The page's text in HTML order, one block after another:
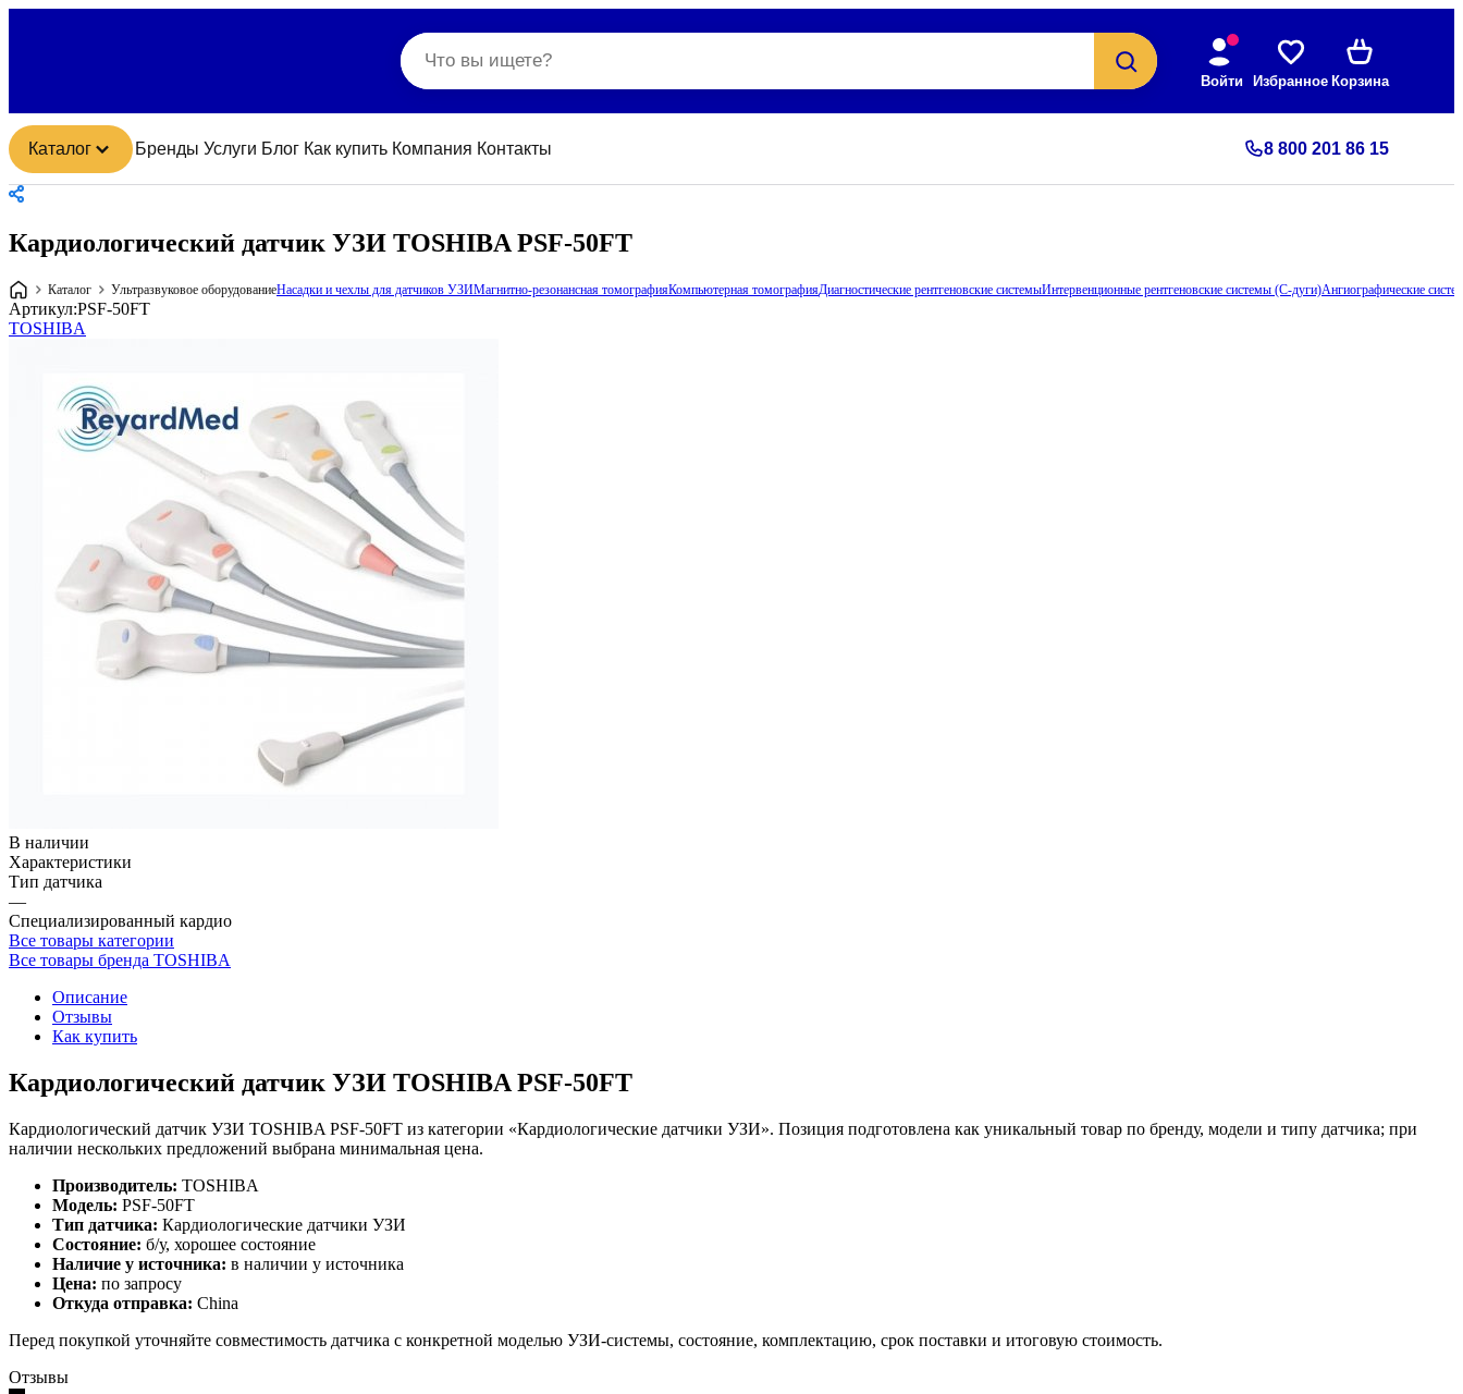
Войти Избранное Корзина
Каталог Бренды Услуги Блог Как купить Компания Контакты 8 800 201 86 15
Кардиологический датчик УЗИ TOSHIBA PSF-50FT
Каталог Ультразвуковое оборудованиеНасадки и чехлы для датчиков УЗИМагнитно-резонансная томографияКомпьютерная томографияДиагностические рентгеновские системыИнтервенционные рентгеновские системы (С-дуги)Ангиографические
Артикул:PSF-50FT
TOSHIBA
В наличии
Характеристики
Тип датчика
—
Специализированный кардио
Все товары категории
Все товары бренда TOSHIBA
Описание
Отзывы
Как купить
Кардиологический датчик УЗИ TOSHIBA PSF-50FT
Кардиологический датчик УЗИ TOSHIBA PSF-50FT из категории «Кардиологические датчики УЗИ». Позиция подготовлена как уникальный товар по бренду, модели и типу датчика; при
наличии нескольких предложений выбрана минимальная цена.
Производитель: TOSHIBA
Модель: PSF-50FT
Тип датчика: Кардиологические датчики УЗИ
Состояние: б/у, хорошее состояние
Наличие у источника: в наличии у источника
Цена: по запросу
Откуда отправка: China
Перед покупкой уточняйте совместимость датчика с конкретной моделью УЗИ-системы, состояние, комплектацию, срок поставки и итоговую стоимость.
Отзывы